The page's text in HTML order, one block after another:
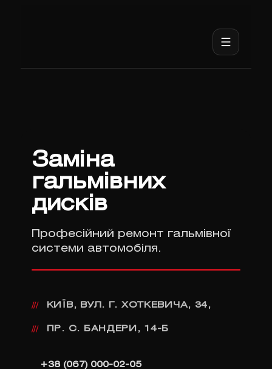
Заміна
гальмівних
дисків
Професійний ремонт гальмівної
системи автомобіля.
/// КИЇВ, ВУЛ. Г. ХОТКЕВИЧА, 34,
/// ПР. С. БАНДЕРИ, 14-Б
+38 (067) 000-02-05